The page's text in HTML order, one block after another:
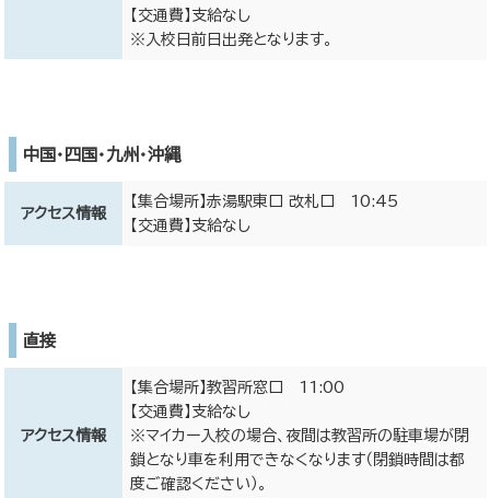
【交通費】支給なし
※入校日前日出発となります。
中国・四国・九州・沖縄
アクセス情報
【集合場所】赤湯駅東口 改札口 10:45
【交通費】支給なし
直接
アクセス情報
【集合場所】教習所窓口 11:00
【交通費】支給なし
※マイカー入校の場合、夜間は教習所の駐車場が閉
鎖となり車を利用できなくなります（閉鎖時間は都
度ご確認ください）。